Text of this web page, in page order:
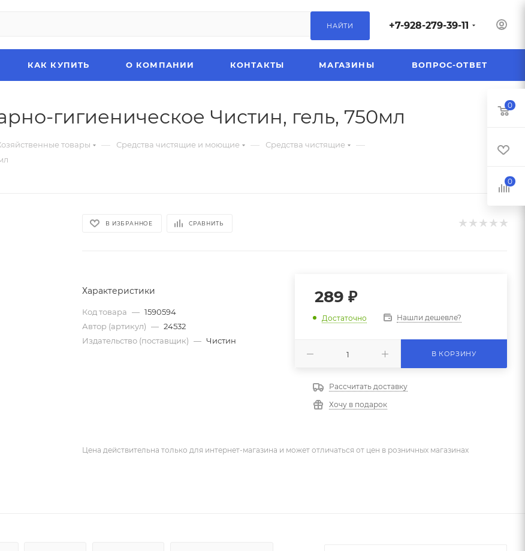
НАЙТИ +7-928-279-39-11
КАК КУПИТЬ О КОМПАНИИ КОНТАКТЫ МАГАЗИНЫ ВОПРОС-ОТВЕТ
гигиеническое Чистин, гель, 750мл
товары — Средства чистящие и моющие — Средства чистящие —
В ИЗБРАННОЕ СРАВНИТЬ
Характеристики
Код товара — 1590594
Автор (артикул) — 24532
Издательство (поставщик) — Чистин
289 ₽
Достаточно Нашли дешевле?
В КОРЗИНУ
Рассчитать доставку
Хочу в подарок
Цена действительна только для интернет-магазина и может отличаться от цен в розничных магазинах
0
0